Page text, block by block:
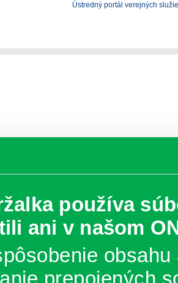
používa
ani v našom
Ústredný portál verejných